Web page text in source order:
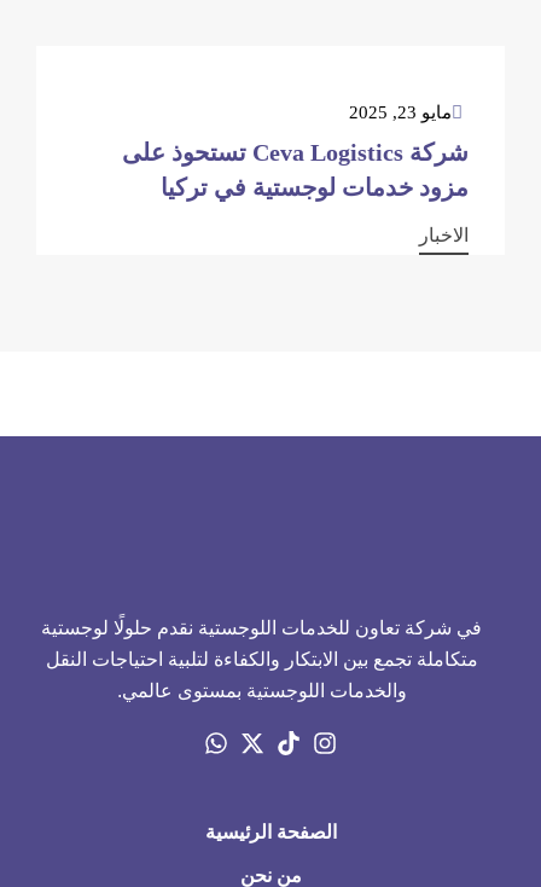
مايو 23, 2025
شركة Ceva Logistics تستحوذ على
مزود خدمات لوجستية في تركيا
الاخبار
في شركة تعاون للخدمات اللوجستية نقدم حلولًا لوجستية
متكاملة تجمع بين الابتكار والكفاءة لتلبية احتياجات النقل
والخدمات اللوجستية بمستوى عالمي.
الصفحة الرئيسية
من نحن